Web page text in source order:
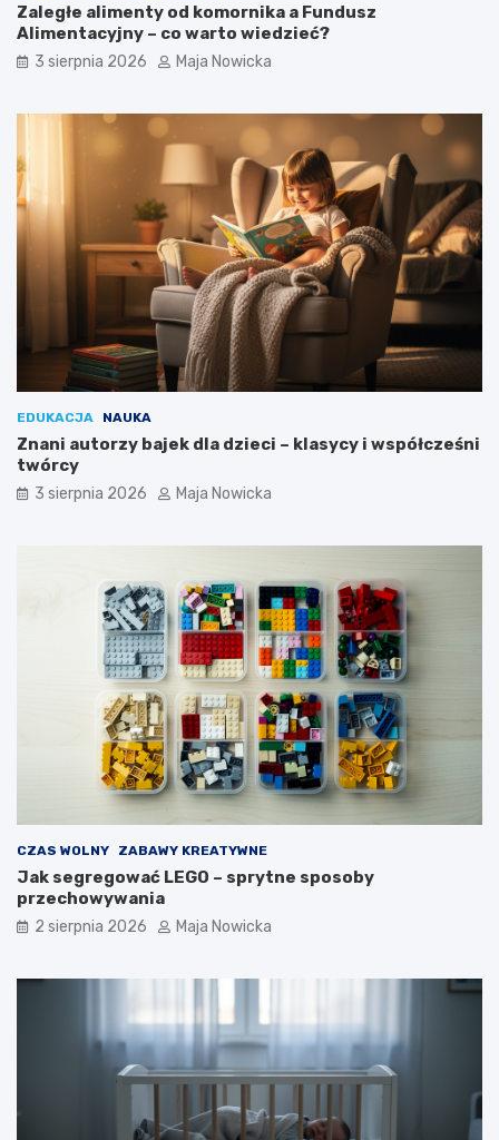
Zaległe alimenty od komornika a Fundusz
Alimentacyjny – co warto wiedzieć?
3 sierpnia 2026 Maja Nowicka
EDUKACJA NAUKA
Znani autorzy bajek dla dzieci – klasycy i współcześni
twórcy
3 sierpnia 2026 Maja Nowicka
CZAS WOLNY ZABAWY KREATYWNE
Jak segregować LEGO – sprytne sposoby
przechowywania
2 sierpnia 2026 Maja Nowicka